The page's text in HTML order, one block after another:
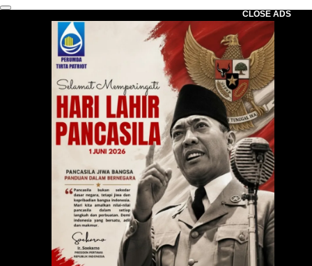
CLOSE ADS